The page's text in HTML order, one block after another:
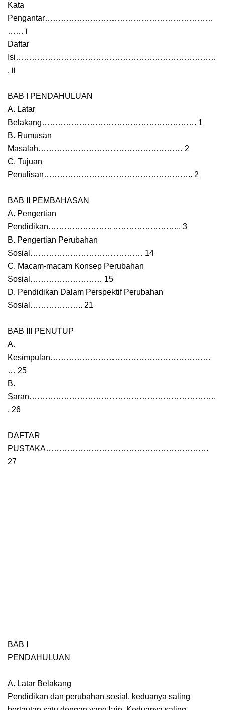
Kata
Pengantar………………………………………………………
…… i
Daftar
Isi…………………………………………………………………
. ii
BAB I PENDAHULUAN
A. Latar
Belakang…………………………………………………. 1
B. Rumusan
Masalah……………………………………………… 2
C. Tujuan
Penulisan……………………………………………….. 2
BAB II PEMBAHASAN
A. Pengertian
Pendidikan………………………………………….. 3
B. Pengertian Perubahan
Sosial…………………………………… 14
C. Macam-macam Konsep Perubahan
Sosial……………………… 15
D. Pendidikan Dalam Perspektif Perubahan
Sosial……………….. 21
BAB III PENUTUP
A.
Kesimpulan……………………………………………………
… 25
B.
Saran…………………………………………………………….
. 26
DAFTAR
PUSTAKA…………………………………………………….
27
BAB I
PENDAHULUAN
A. Latar Belakang
Pendidikan dan perubahan sosial, keduanya saling